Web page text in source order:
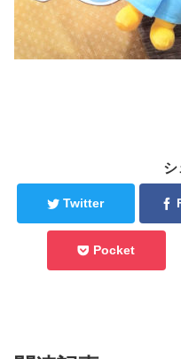
シ
Twitter
Pocket